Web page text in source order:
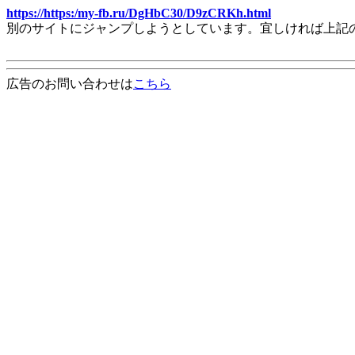
https://https:/my-fb.ru/DgHbC30/D9zCRKh.html
別のサイトにジャンプしようとしています。宜しければ上
広告のお問い合わせはこちら